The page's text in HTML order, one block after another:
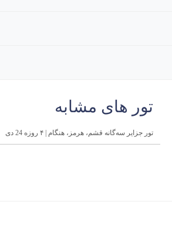
تور های مشابه
تور جزایر سه‌گانه قشم، هرمز، هنگام | ۴ روزه 24 دی